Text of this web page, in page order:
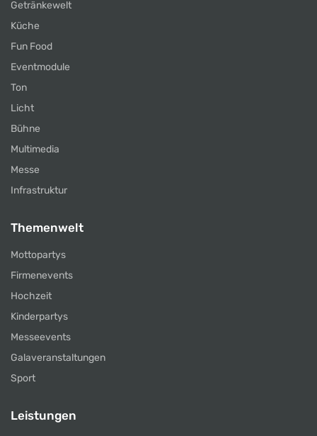
Getränkewelt
Küche
Fun Food
Eventmodule
Ton
Licht
Bühne
Multimedia
Messe
Infrastruktur
Themenwelt
Mottopartys
Firmenevents
Hochzeit
Kinderpartys
Messeevents
Galaveranstaltungen
Sport
Leistungen